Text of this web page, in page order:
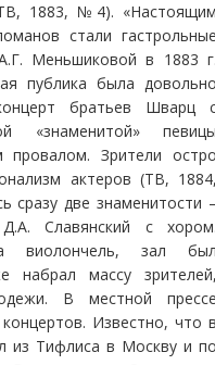
1883, №4).
стали
Меньшиковой в 1883
публика была
братьев Шварц
«знаменитой»
провалом. Зрители
актеров (ТВ,
сразу две знаменитости
Славянский с
виолончель, зал
набрал массу
В местной
Известно, что
из Тифлиса в Москву и